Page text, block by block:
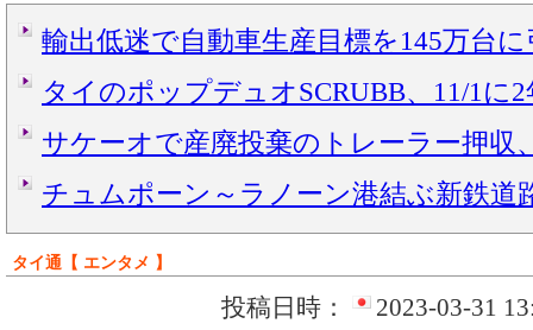
輸出低迷で自動車生産目標を145万台
タイのポップデュオSCRUBB、11/1に
サケーオで産廃投棄のトレーラー押収
チュムポーン～ラノーン港結ぶ新鉄道
タイ通【 エンタメ 】
投稿日時：
2023-03-31